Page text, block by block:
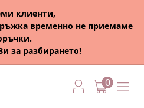
клиенти,
временно не приемаме
за разбирането!
0